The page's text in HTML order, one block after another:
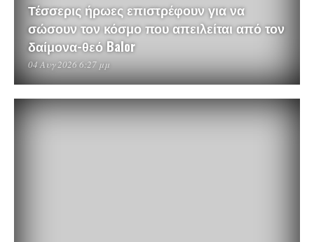
Τέσσερις ήρωες επιστρέφουν για να
σώσουν τον κόσμο που απειλείται από τον
δαίμονα-θεό Balor
04 Αυγ 2026 6:27 μμ